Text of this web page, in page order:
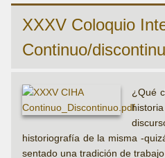
XXXV Coloquio
Continuo/
¿Qué
historiografía de la misma -
sentado una tradición de